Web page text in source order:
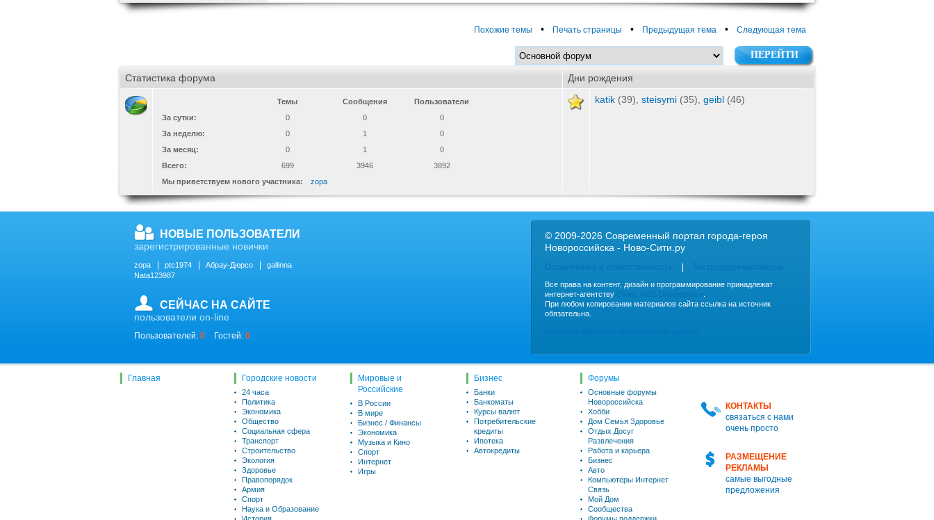
Похожие темы • Печать страницы • Предыдущая тема • Следующая тема
Статистика форума Дни рождения
Темы Сообщения
Пользователи
За сутки:
0 0
0
За неделю:
0 1
0
За месяц:
0 1
0
Всего:
699 3946
3892
Мы приветствуем нового участника:
zopa
katik (39), steisymi (35), geibl (46)
© 2009-2026 Современный портал города-героя
Новороссийска - Ново-Сити.ру
Все права на контент, дизайн и программирование принадлежат
интернет-агентству
При любом копировании материалов сайта ссылка на источник
обязательна.
НОВЫЕ ПОЛЬЗОВАТЕЛИ
зарегистрированные новички
zopa ptc1974 Абрау-Дюрсо
gallinna
Nata123987
СЕЙЧАС НА САЙТЕ
пользователи on-line
Пользователей: 0 Гостей: 0
КОНТАКТЫ
связаться с нами
очень просто
РАЗМЕЩЕНИЕ
РЕКЛАМЫ
самые выгодные
предложения
Главная Городские новости
24 часа
Политика
Экономика
Общество
Социальная сфера
Транспорт
Строительство
Экология
Здоровье
Правопорядок
Армия
Спорт
Наука и Образование
Мировые и
Российские
В России
В мире
Бизнес / Финансы
Экономика
Музыка и Кино
Спорт
Интернет
Игры
Бизнес
Банки
Банкоматы
Курсы валют
Потребительские
кредиты
Ипотека
Автокредиты
Форумы
Основные форумы
Новороссийска
Хобби
Дом Семья Здоровье
Отдых Досуг
Развлечения
Работа и карьера
Бизнес
Авто
Компьютеры Интернет
Связь
Мой Дом
Сообщества